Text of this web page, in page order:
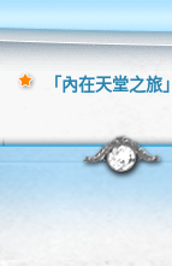
「內在天堂之